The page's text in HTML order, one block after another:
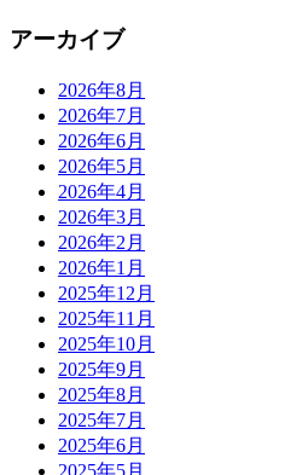
アーカイブ
2026年8月
2026年7月
2026年6月
2026年5月
2026年4月
2026年3月
2026年2月
2026年1月
2025年12月
2025年11月
2025年10月
2025年9月
2025年8月
2025年7月
2025年6月
2025年5月